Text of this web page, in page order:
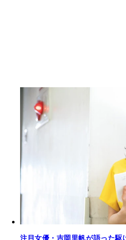
注目女優・吉岡里帆が語った駆